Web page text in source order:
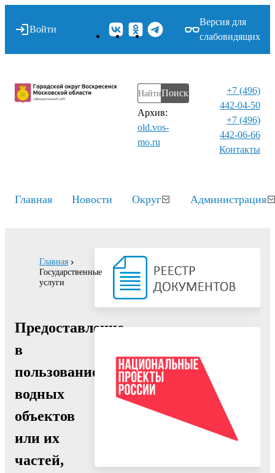
Войти
Версия для
слабовидящих
Поиск
Архив:
old.vos-
mo.ru
+7 (496)
442-04-50
+7 (496)
442-06-66
Контакты⁠
Главная Новости Округ Администрация
Главная
Государственные
услуги
Предоставление
в
пользование
водных
объектов
или их
частей,